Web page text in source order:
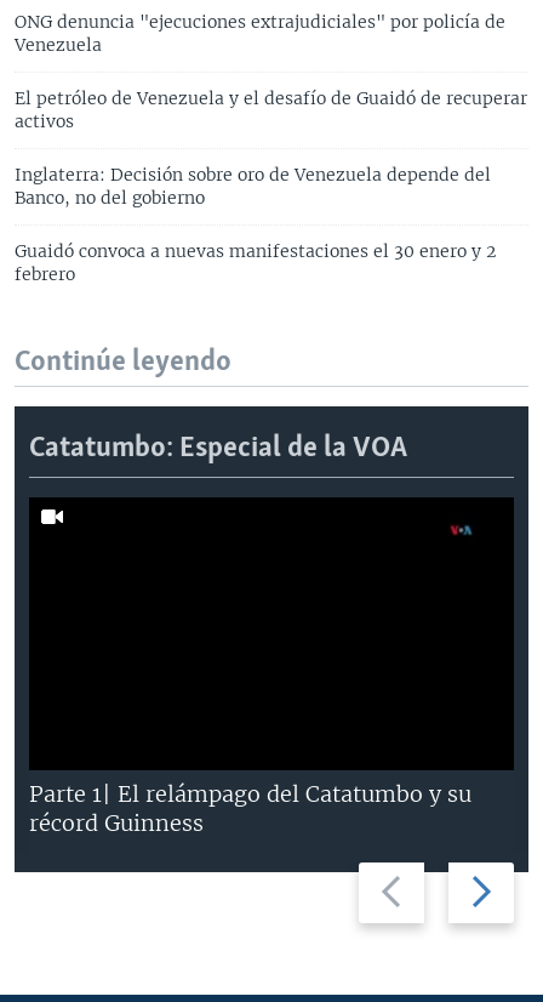
ONG denuncia "ejecuciones extrajudiciales" por policía de
Venezuela
El petróleo de Venezuela y el desafío de Guaidó de recuperar
activos
Inglaterra: Decisión sobre oro de Venezuela depende del
Banco, no del gobierno
Guaidó convoca a nuevas manifestaciones el 30 enero y 2
febrero
Continúe leyendo
Catatumbo: Especial de la VOA
Previous
slide
Next
slide
Parte 1| El relámpago del Catatumbo y su
récord Guinness